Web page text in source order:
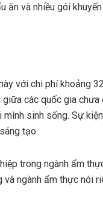
ăn và nhiều gói
với chi phí khoảng
các quốc gia
sinh sống. Sự
tạo.
trong ngành ẩm
ngành ẩm thực nói